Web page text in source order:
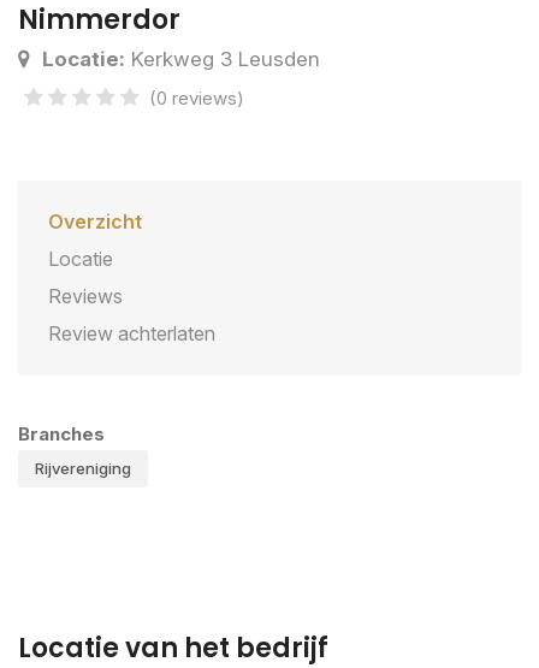
Nimmerdor
Locatie: Kerkweg 3 Leusden
(0 reviews)
Overzicht
Locatie
Reviews
Review achterlaten
Branches
Rijvereniging
Locatie van het bedrijf